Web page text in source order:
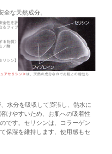
な天然成分。
水分を吸収して膨張し、熱水に
けやすいため、お肌への吸着性
です。セリシンは、コラーゲン
保湿を維持します。使用感もセ